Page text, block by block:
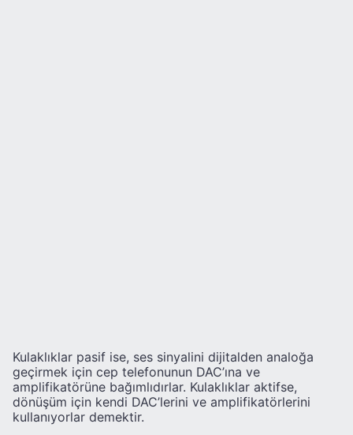
Kulaklıklar pasif ise, ses sinyalini dijitalden analoğa
geçirmek için cep telefonunun DAC’ına ve
amplifikatörüne bağımlıdırlar. Kulaklıklar aktifse,
dönüşüm için kendi DAC’lerini ve amplifikatörlerini
kullanıyorlar demektir.